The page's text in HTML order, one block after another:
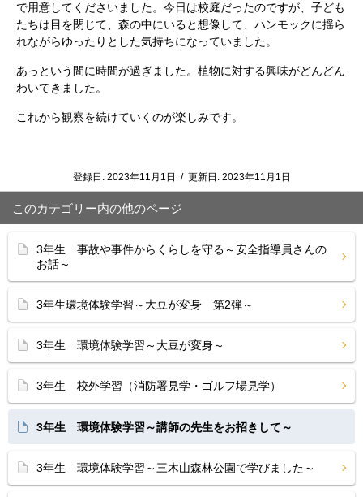
で用意してくださいました。今日は校庭だったのですが、子ども
たちは目を閉じて、森の中にいると想像して、ハンモックに揺ら
れながらゆったりとした気持ちになっていました。
あっという間に時間が過ぎました。植物に対する興味がどんどん
わいてきました。
これから観察を続けていくのが楽しみです。
登録日: 2023年11月1日 / 更新日: 2023年11月1日
このカテゴリー内の他のページ
3年生 事故や事件からくらしを守る～安全指導員さんの
お話～
3年生環境体験学習～大豆が変身 第2弾～
3年生 環境体験学習～大豆が変身～
3年生 校外学習（消防署見学・ゴルフ場見学）
3年生 環境体験学習～講師の先生をお招きして～
3年生 環境体験学習～三木山森林公園で学びました～